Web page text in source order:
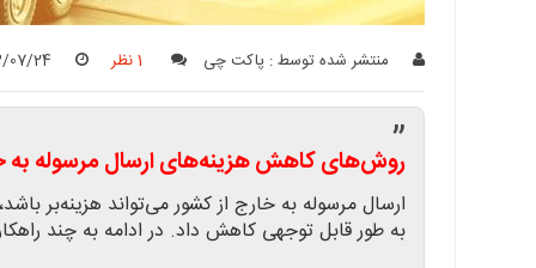
منتشر شده توسط : پاکت چی 1 نظر 07/24
”
روش‌های کاهش هزینه‌های ارسال مرسوله به
ارسال مرسوله به خارج از کشور می‌تواند هزینه‌بر
به طور قابل توجهی کاهش داد. در ادامه به چند